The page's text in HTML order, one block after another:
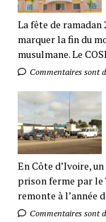
La fête de ramadan
marquer la fin du
musulmane. Le
Commentaires sont
En Côte d’Ivoire,
prison ferme par le
remonte à l’année
Commentaires sont